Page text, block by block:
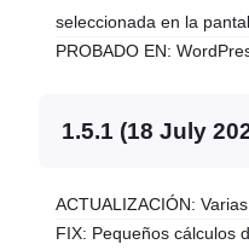
seleccionada en la
PROBADO EN:
1.5.1 (18 July
ACTUALIZACIÓN:
FIX: Pequeños cálculos